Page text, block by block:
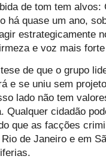
de tom tem alvos:
há quase um ano,
estrategicamente
e voz mais
de que o grupo
e se uniu sem
lado não tem
Qualquer cidadão
que as facções
de Janeiro e em